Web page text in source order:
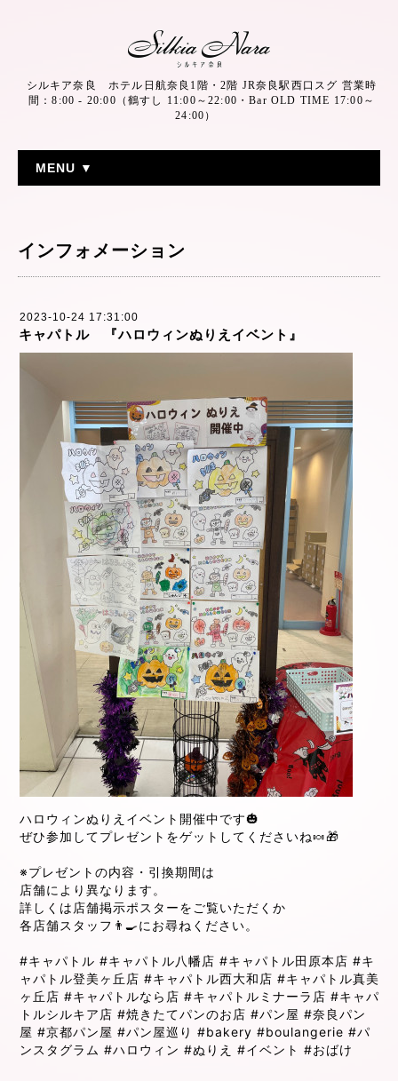
シルキア奈良 ホテル日航奈良1階・2階 JR奈良駅西口スグ 営業時
間：8:00 - 20:00（鶴すし 11:00～22:00・Bar OLD TIME 17:00～
24:00）
MENU ▼
インフォメーション
2023-10-24 17:31:00
キャパトル 『ハロウィンぬりえイベント』
ハロウィンぬりえイベント開催中です🎃
ぜひ参加してプレゼントをゲットしてくださいね🍬🎁
※プレゼントの内容・引換期間は
店舗により異なります。
詳しくは店舗掲示ポスターをご覧いただくか
各店舗スタッフ👨‍🍳にお尋ねください。
#キャパトル #キャパトル八幡店 #キャパトル田原本店 #キ
ャパトル登美ヶ丘店 #キャパトル西大和店 #キャパトル真美
ヶ丘店 #キャパトルなら店 #キャパトルミナーラ店 #キャパ
トルシルキア店 #焼きたてパンのお店 #パン屋 #奈良パン
屋 #京都パン屋 #パン屋巡り #bakery #boulangerie #パ
ンスタグラム #ハロウィン #ぬりえ #イベント #おばけ